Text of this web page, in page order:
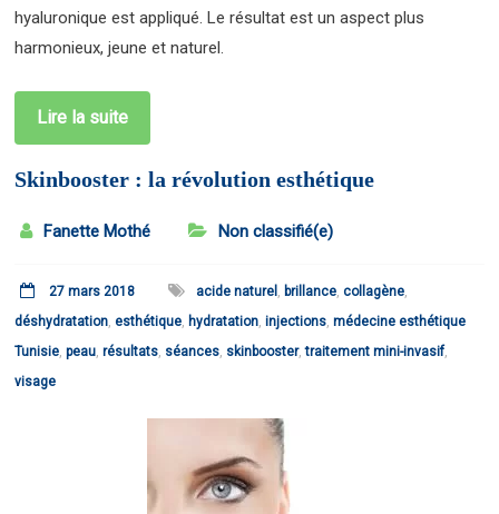
hyaluronique est appliqué. Le résultat est un aspect plus
harmonieux, jeune et naturel.
Lire la suite
Skinbooster : la révolution esthétique
Fanette Mothé Non classifié(e)
27 mars 2018 acide naturel , brillance,collagène,
déshydratation,esthétique, hydratation, injections,médecine esthétique
Tunisie,peau,résultats, séances, skinbooster,traitement mini-invasif,
visage